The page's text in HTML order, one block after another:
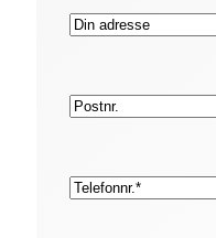
Adresse
Postnr.
Telefon*